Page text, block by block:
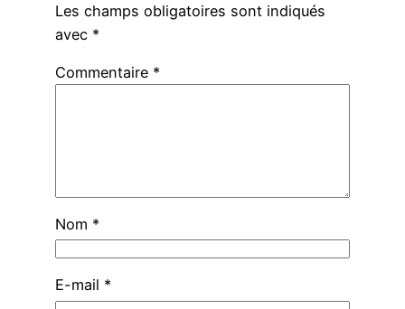
Les champs obligatoires sont indiqués
avec *
Commentaire *
Nom *
E-mail *